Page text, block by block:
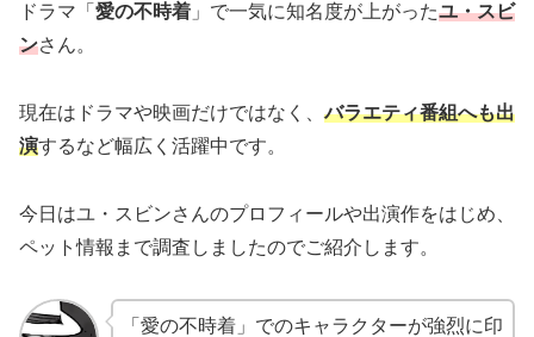
ドラマ「 愛の不時着 」で一気に知名度が上がったユ・スビ
ンさん。
現在はドラマや映画だけではなく、バラエティ番組へも出
演するなど幅広く活躍中です。
今日はユ・スビンさんのプロフィールや出演作をはじめ、
ペット情報まで調査しましたのでご紹介します。
「愛の不時着」でのキャラクターが強烈に印